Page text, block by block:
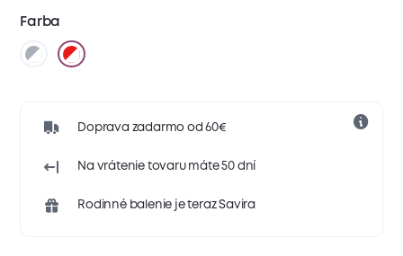
Farba
Doprava zadarmo od 60€
Na vrátenie tovaru máte 50 dní
Rodinné balenie je teraz Savira